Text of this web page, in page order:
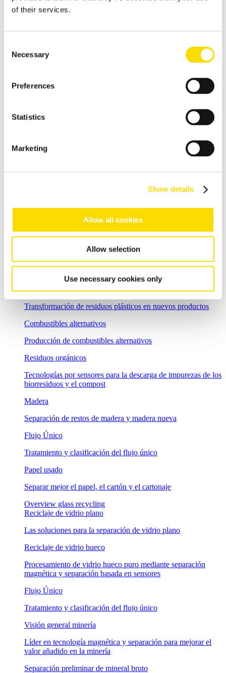
of their services.
Selection
Necessary
Preferences
Statistics
Marketing
Show details
Allow all cookies
Allow selection
Use necessary cookies only
Escoria de fundición
La recuperación eficiente de los materiales reciclables
comerciales, industriales o incluso del ámbito doméstico
Separación de materiales reciclables procedentes de residuos
Procesamiento y separación de residuos de construcción y
Separación de envases ligeros
Plásticos negros
Transformación de residuos plásticos en nuevos productos
Combustibles alternativos
Producción de combustibles alternativos
Residuos orgánicos
Tecnologías por sensores para la descarga de impurezas de los
biorresiduos y el compost
Madera
Separación de restos de madera y madera nueva
Flujo Único
Tratamiento y clasificación del flujo único
Papel usado
Separar mejor el papel, el cartón y el cartonaje
Overview glass recycling
Reciclaje de vidrio plano
Las soluciones para la separación de vidrio plano
Reciclaje de vidrio hueco
Procesamiento de vidrio hueco puro mediante separación
magnética y separación basada en sensores
Flujo Único
Tratamiento y clasificación del flujo único
Visión general minería
Líder en tecnología magnética y separación para mejorar el
valor añadido en la minería
Separación preliminar de mineral bruto